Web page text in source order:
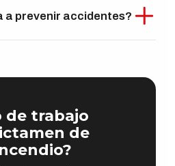
número de sustancias
a prevenir accidentes?
de trabajo
de